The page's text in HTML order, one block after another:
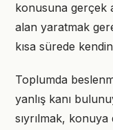
konusuna gerçek
alan yaratmak
kısa sürede
Toplumda
yanlış kanı
sıyrılmak,